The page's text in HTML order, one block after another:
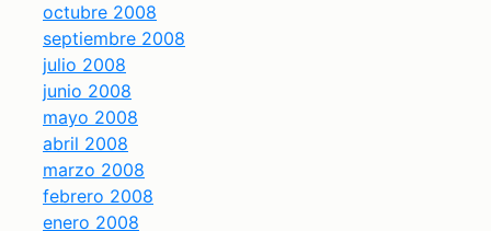
octubre 2008
septiembre 2008
julio 2008
junio 2008
mayo 2008
abril 2008
marzo 2008
febrero 2008
enero 2008